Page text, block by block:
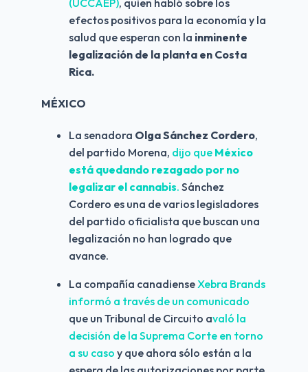
efectos positivos para la economía y la
salud que esperan con la inminente
legalización de la planta en Costa
Rica.
MÉXICO
La senadora Olga Sánchez Cordero,
del partido Morena, dijo que México
está quedando rezagado por no
legalizar el cannabis. Sánchez
Cordero es una de varios legisladores
del partido oficialista que buscan una
legalización no han logrado que
avance.
La compañía canadiense Xebra Brands
informó a través de un comunicado
que un Tribunal de Circuito avaló la
decisión de la Suprema Corte en torno
a su caso y que ahora sólo están a la